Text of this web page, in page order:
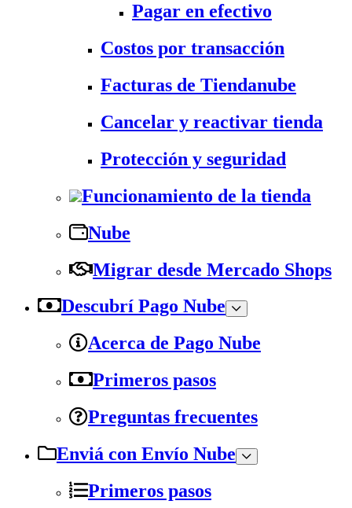
Pagar en efectivo
Costos por transacción
Facturas de Tiendanube
Cancelar y reactivar tienda
Protección y seguridad
Funcionamiento de la tienda
Nube
Migrar desde Mercado Shops
Descubrí Pago Nube
Acerca de Pago Nube
Primeros pasos
Preguntas frecuentes
Enviá con Envío Nube
Primeros pasos